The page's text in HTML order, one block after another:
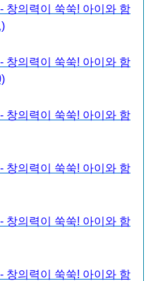
창의력이 쑥쑥! 아이와 함
창의력이 쑥쑥! 아이와 함
창의력이 쑥쑥! 아이와 함
창의력이 쑥쑥! 아이와 함
창의력이 쑥쑥! 아이와 함
창의력이 쑥쑥! 아이와 함